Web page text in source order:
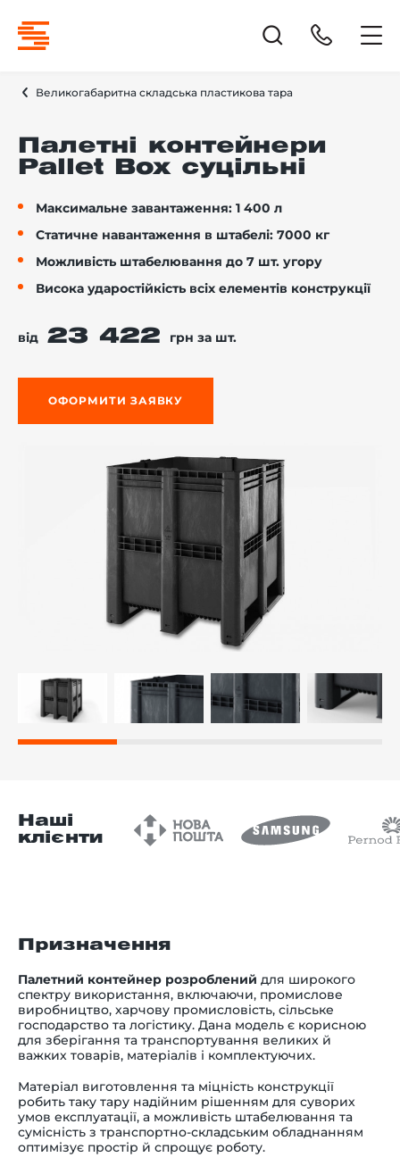
Великогабаритна складська пластикова тара
Палетні контейнери
Pallet Box суцільні
Максимальне завантаження: 1 400 л
Статичне навантаження в штабелі: 7000 кг
Можливість штабелювання до 7 шт. угору
Висока ударостійкість всіх елементів конструкції
від 23 422 грн за шт.
ОФОРМИТИ ЗАЯВКУ
Наші
клієнти
Призначення
Палетний контейнер розроблений для широкого
спектру використання, включаючи, промислове
виробництво, харчову промисловість, сільське
господарство та логістику. Дана модель є корисною
для зберігання та транспортування великих й
важких товарів, матеріалів і комплектуючих.
Матеріал виготовлення та міцність конструкції
робить таку тару надійним рішенням для суворих
умов експлуатації, а можливість штабелювання та
сумісність з транспортно-складським обладнанням
оптимізує простір й спрощує роботу.